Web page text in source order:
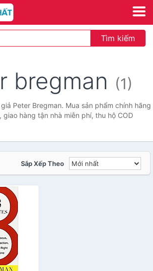
Tìm kiếm
bregman (1)
Peter Bregman. Mua sản phẩm chính hãng
hàng tận nhà miễn phí, thu hộ COD
Sắp Xếp Theo